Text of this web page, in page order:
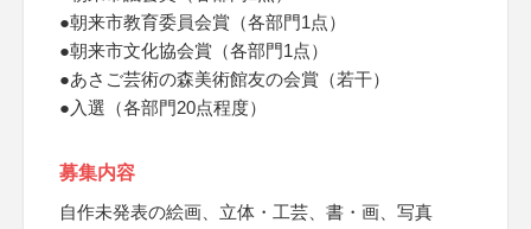
●朝来市教育委員会賞（各部門1点）
●朝来市文化協会賞（各部門1点）
●あさご芸術の森美術館友の会賞（若干）
●入選（各部門20点程度）
募集内容
自作未発表の絵画、立体・工芸、書・画、写真